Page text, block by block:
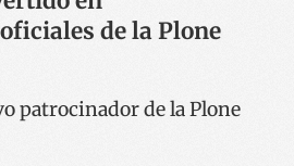
de la Plone